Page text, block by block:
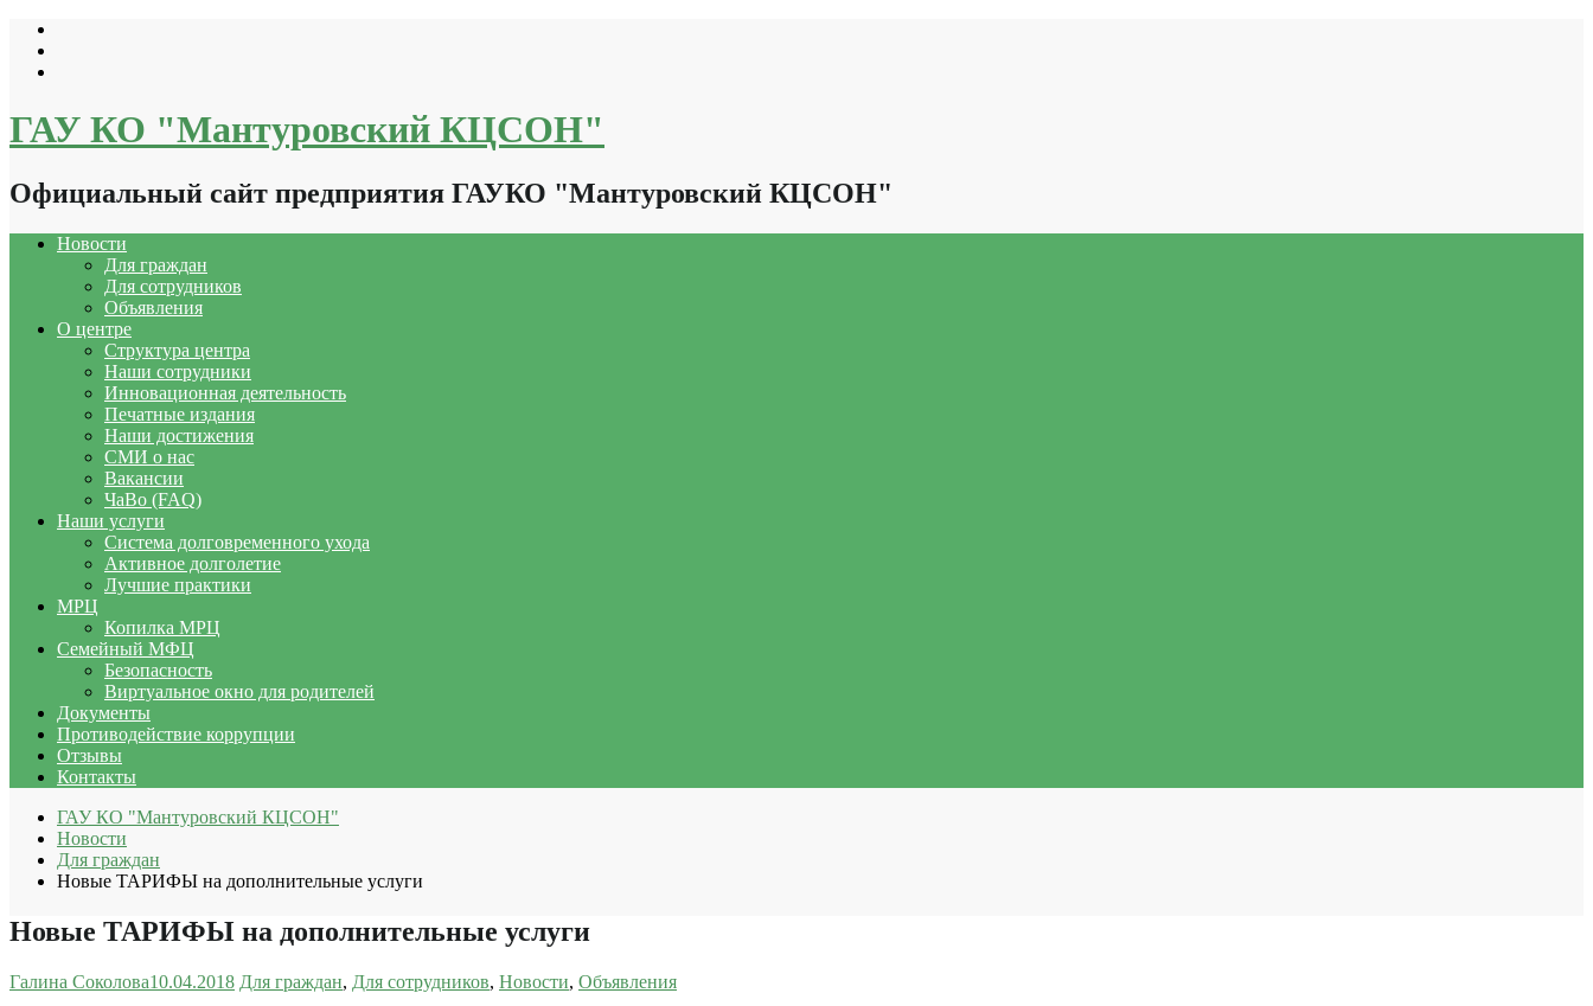
Перейти
содержимому
ГАУ КО "Мантуровский КЦСОН"
Официальный сайт предприятия ГАУКО "Мантуровский КЦСОН"
Новости
Для граждан
Для сотрудников
Объявления
О центре
Структура центра
Наши сотрудники
Инновационная деятельность
Печатные издания
Наши достижения
СМИ о нас
Вакансии
ЧаВо (FAQ)
Наши услуги
Система долговременного ухода
Активное долголетие
Лучшие практики
МРЦ
Копилка МРЦ
Семейный МФЦ
Безопасность
Виртуальное окно для родителей
Документы
Противодействие коррупции
Отзывы
Контакты
ГАУ КО "Мантуровский КЦСОН"
Новости
Для граждан
Новые ТАРИФЫ на дополнительные услуги
Новые ТАРИФЫ на дополнительные услуги
Галина Соколова10.04.2018 Для граждан, Для сотрудников, Новости, Объявления